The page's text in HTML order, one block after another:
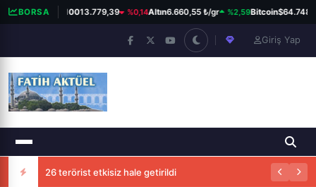
BORSABIST 10013.779,39 %0,14Altın6.660,55 ₺/gr %2,59Bitcoin$64.748
Giriş Yap
26 terörist etkisiz hale getirildi